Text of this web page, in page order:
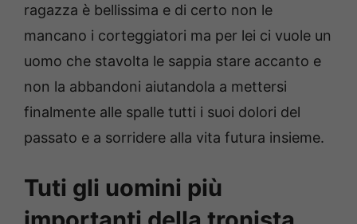
ragazza è bellissima e di certo non le
mancano i corteggiatori ma per lei ci vuole un
uomo che stavolta le sappia stare accanto e
non la abbandoni aiutandola a mettersi
finalmente alle spalle tutti i suoi dolori del
passato e a sorridere alla vita futura insieme.
Tuti gli uomini più